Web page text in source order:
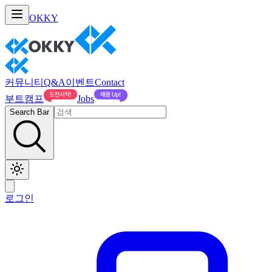
OKKY
커뮤니티 Q&A이벤트Contact
부트캠프
Jobs
Search Bar
로그인